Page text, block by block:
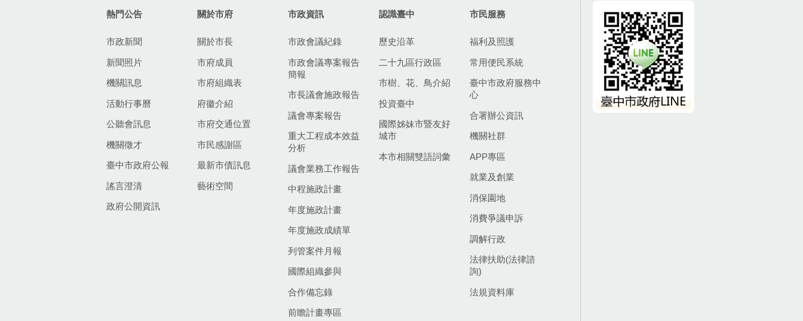
熱門公告
市政新聞
新聞照片
機關訊息
活動行事曆
公聽會訊息
機關徵才
臺中市政府公報
謠言澄清
政府公開資訊
關於市府
關於市長
市府成員
市府組織表
府徽介紹
市府交通位置
市民感謝區
最新市債訊息
藝術空間
市政資訊
市政會議紀錄
市政會議專案報告
簡報
市長議會施政報告
議會專案報告
重大工程成本效益
分析
議會業務工作報告
中程施政計畫
年度施政計畫
年度施政成績單
列管案件月報
國際組織參與
合作備忘錄
前瞻計畫專區
認識臺中
歷史沿革
二十九區行政區
市樹、花、鳥介紹
投資臺中
國際姊妹市暨友好
城市
本市相關雙語詞彙
市民服務
福利及照護
常用便民系統
臺中市政府服務中
心
合署辦公資訊
機關社群
APP專區
就業及創業
消保園地
消費爭議申訴
調解行政
法律扶助(法律諮
詢)
法規資料庫